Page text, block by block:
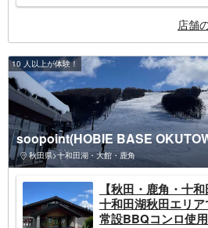
店舗
10 人以上が体験！
soopoint(HOBIE BASE
秋田県>十和田湖・大館・鹿角
【秋田・鹿角・十
十和田湖秋田エリ
常設BBQコンロ使